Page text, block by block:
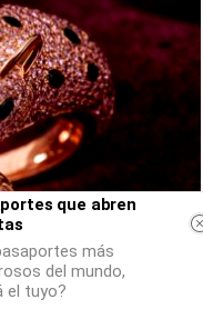
que abren
más
del mundo,
el tuyo?